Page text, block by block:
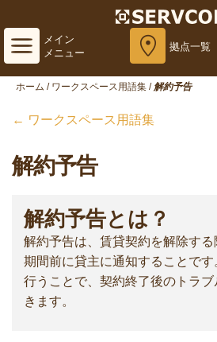
メイン
メニュー
拠点一覧
ホーム / ワークスペース用語集 / 解約予告
← ワークスペース用語集
解約予告
解約予告とは？
解約予告は、賃貸契約を解除す
期間前に貸主に通知することで
行うことで、契約終了後のトラ
きます。